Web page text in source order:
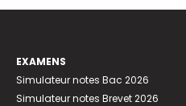
EXAMENS
Simulateur notes Bac 2026
Simulateur notes Brevet 2026